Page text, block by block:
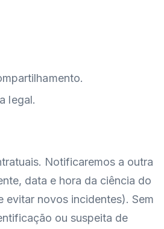
legal.
Notificaremos a outra
data e hora da ciência do
novos incidentes). Sem
ou suspeita de